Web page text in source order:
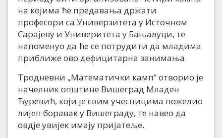
на којима ће предавања држати
професори са Универзитета у Источном
Сарајеву и Универитета у Бањалуци, те
напоменуо да ће се потрудити да младима
приближе ово дефицитарна занимања.
Тродневни „Математички камп“ отворио је
начелник општине Вишеград Младен
Ђуревић, који је свим учесницима пожелио
лијеп боравак у Вишеграду, те навео да
овдје увијек имају пријатеље.